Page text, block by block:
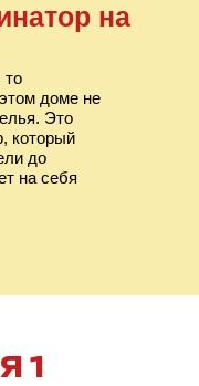
1
на
то
доме не
Это
который
до
на себя